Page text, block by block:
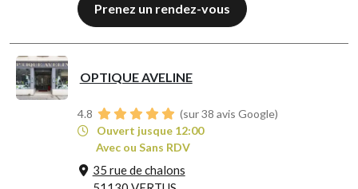
Prenez un rendez-vous
OPTIQUE AVELINE
4.8
(sur 38 avis Google)
Ouvert jusque 12:00
Avec ou Sans RDV
35 rue de chalons